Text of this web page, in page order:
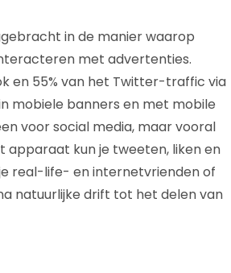
in de manier waarop
met advertenties.
en 55% van het Twitter-traffic via
mobiele banners en met mobile
voor social media, maar vooral
apparaat kun je tweeten, liken en
real-life- en internetvrienden of
natuurlijke drift tot het delen van